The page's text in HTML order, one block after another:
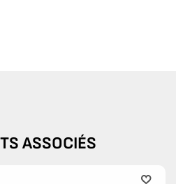
ASSOCIÉS